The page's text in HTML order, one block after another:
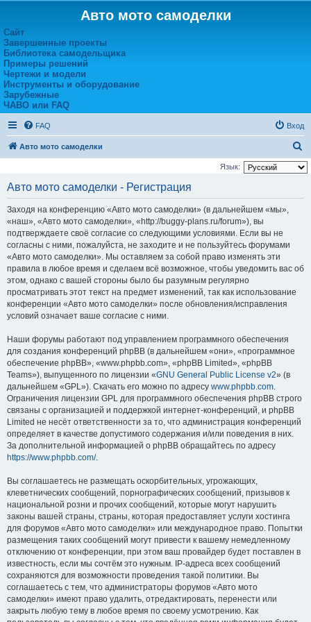
Авто мото самоделки
Сайт
Завершенные проекты
Библиотека самодельщика
Примеры решений
Чертежи и модели
Инструменты и оборудование
Зарубежные
ЧАВО или FAQ
FAQ Вход
Авто мото самоделки
о
Язык:
Авто мото самоделки - Регистрация
Заходя на конференцию «Авто мото самоделки» (в дальнейшем «мы»,
«наш», «Авто мото самоделки», «http://buggy-plans.ru/forum»), вы
подтверждаете своё согласие со следующими условиями. Если вы не
согласны с ними, пожалуйста, не заходите и не пользуйтесь форумами
«Авто мото самоделки». Мы оставляем за собой право изменять эти
правила в любое время и сделаем всё возможное, чтобы уведомить вас об
этом, однако с вашей стороны было бы разумным регулярно
просматривать этот текст на предмет изменений, так как использование
конференции «Авто мото самоделки» после обновления/исправления
условий означает ваше согласие с ними.
Наши форумы работают под управлением программного обеспечения
для создания конференций phpBB (в дальнейшем «они», «программное
обеспечение phpBB», «www.phpbb.com», «phpBB Limited», «phpBB
Teams»), выпущенного по лицензии «GNU General Public License v2» (в
дальнейшем «GPL»). Скачать его можно по адресу www.phpbb.com.
Ограничения лицензии GPL для программного обеспечения phpBB строго
связаны с организацией и поддержкой интернет-конференций, и phpBB
Limited не несёт ответственности за то, что администрация конференций
определяет в качестве допустимого содержания и/или поведения в них.
За дополнительной информацией о phpBB обращайтесь по адресу
https://www.phpbb.com/.
Вы соглашаетесь не размещать оскорбительных, угрожающих,
клеветнических сообщений, порнографических сообщений, призывов к
национальной розни и прочих сообщений, которые могут нарушить
законы вашей страны, страны, которая предоставляет услуги хостинга
для форумов «Авто мото самоделки» или международное право. Попытки
размещения таких сообщений могут привести к вашему немедленному
отключению от конференции, при этом ваш провайдер будет поставлен в
известность, если мы сочтём это нужным. IP-адреса всех сообщений
сохраняются для возможности проведения такой политики. Вы
соглашаетесь с тем, что администраторы форумов «Авто мото
самоделки» имеют право удалить, отредактировать, перенести или
закрыть любую тему в любое время по своему усмотрению. Как